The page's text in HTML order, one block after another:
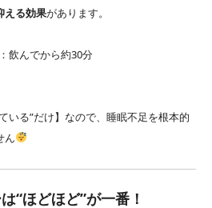
える効果があります。
飲んでから約30分
いる”だけ】なので、睡眠不足を根本的
ん
“ほどほど”が一番！